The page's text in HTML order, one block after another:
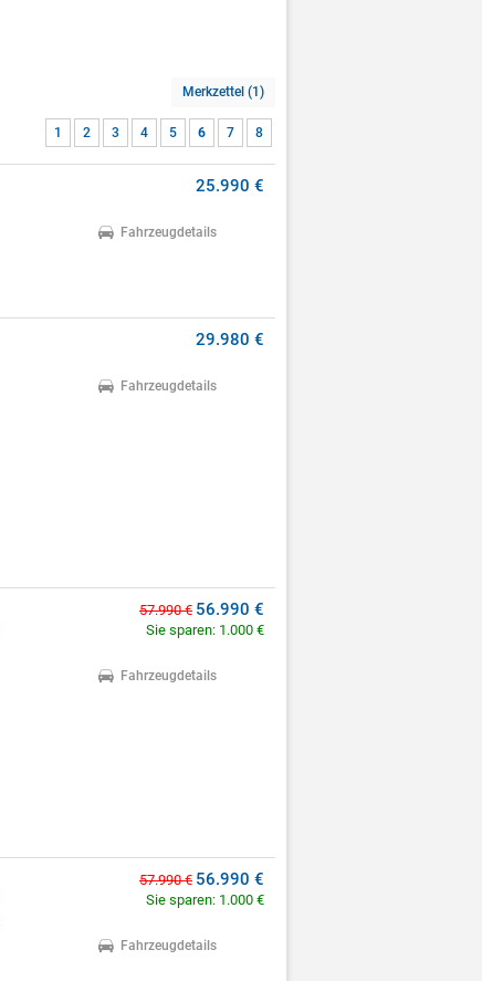
Merkzettel (1)
1 2 3 4 5 6 7 8
25.990 €
Fahrzeugdetails
29.980 €
Fahrzeugdetails
57.990 € 56.990 €
Sie sparen: 1.000 €
Fahrzeugdetails
57.990 € 56.990 €
Sie sparen: 1.000 €
Fahrzeugdetails